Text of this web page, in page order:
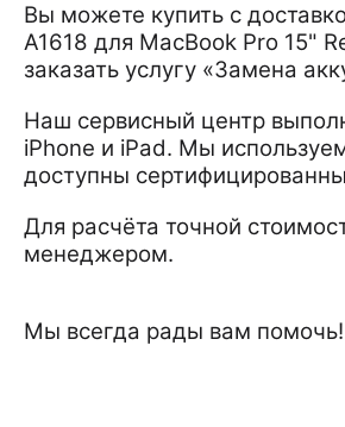
Вы можете купить с
A1618 для MacBook Pro 15"
заказать услугу «Замена
Наш сервисный центр
iPhone и iPad. Мы
доступны
Для расчёта точной
менеджером.
Мы всегда рады вам помочь!